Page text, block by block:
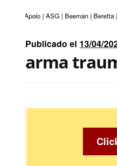
| Apolo | ASG | Beeman | Beretta |
Publicado el 13/04/
arma